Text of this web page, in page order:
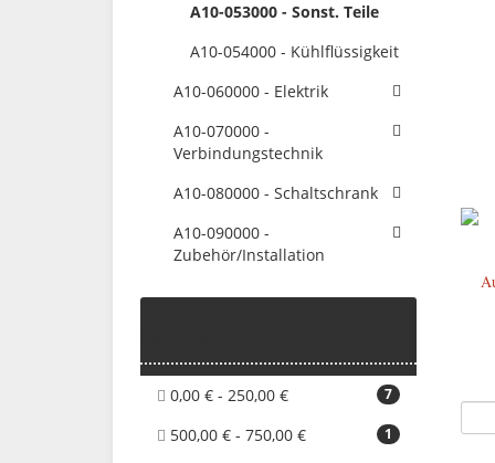
A10-053000 - Sonst. Teile
A10-054000 - Kühlflüssigkeit
A10-060000 - Elektrik
A10-070000 -
Verbindungstechnik
A10-080000 - Schaltschrank
A10-090000 -
Zubehör/Installation
0,00 € - 250,00 € 7
500,00 € - 750,00 € 1